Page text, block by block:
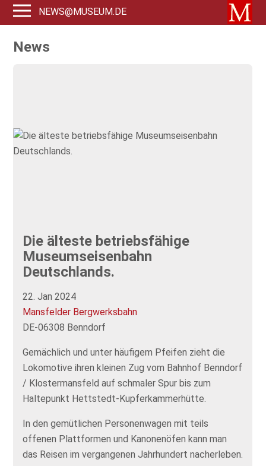
NEWS@MUSEUM.DE
News
Die älteste betriebsfähige
Museumseisenbahn
Deutschlands.
22. Jan 2024
Mansfelder Bergwerksbahn
DE-06308 Benndorf
Gemächlich und unter häufigem Pfeifen zieht die
Lokomotive ihren kleinen Zug vom Bahnhof Benndorf
/ Klostermansfeld auf schmaler Spur bis zum
Haltepunkt Hettstedt-Kupferkammerhütte.
In den gemütlichen Personenwagen mit teils
offenen Plattformen und Kanonenöfen kann man
das Reisen im vergangenen Jahrhundert nacherleben.